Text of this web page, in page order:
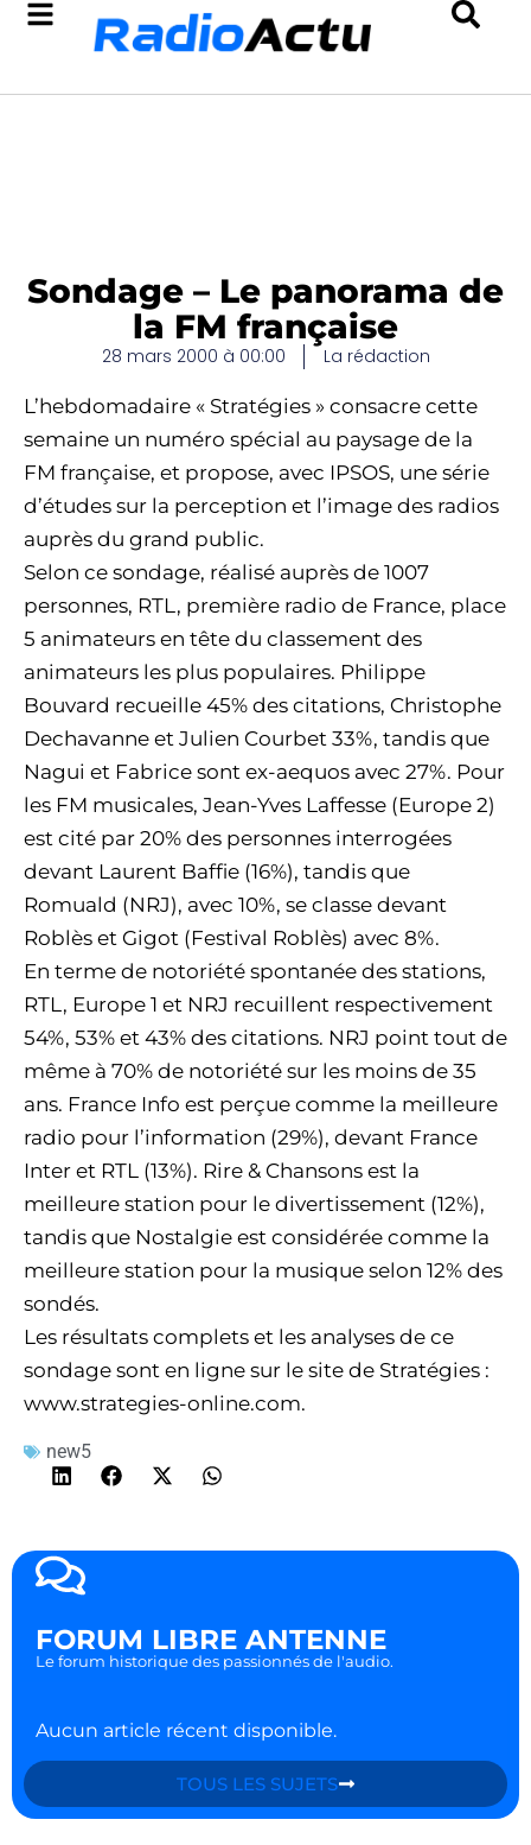
Sondage – Le panorama de
la FM française
28 mars 2000 à 00:00 La rédaction
L’hebdomadaire « Stratégies » consacre cette
semaine un numéro spécial au paysage de la
FM française, et propose, avec IPSOS, une série
d’études sur la perception et l’image des radios
auprès du grand public.
Selon ce sondage, réalisé auprès de 1007
personnes, RTL, première radio de France, place
5 animateurs en tête du classement des
animateurs les plus populaires. Philippe
Bouvard recueille 45% des citations, Christophe
Dechavanne et Julien Courbet 33%, tandis que
Nagui et Fabrice sont ex-aequos avec 27%. Pour
les FM musicales, Jean-Yves Laffesse (Europe 2)
est cité par 20% des personnes interrogées
devant Laurent Baffie (16%), tandis que
Romuald (NRJ), avec 10%, se classe devant
Roblès et Gigot (Festival Roblès) avec 8%.
En terme de notoriété spontanée des stations,
RTL, Europe 1 et NRJ recuillent respectivement
54%, 53% et 43% des citations. NRJ point tout de
même à 70% de notoriété sur les moins de 35
ans. France Info est perçue comme la meilleure
radio pour l’information (29%), devant France
Inter et RTL (13%). Rire & Chansons est la
meilleure station pour le divertissement (12%),
tandis que Nostalgie est considérée comme la
meilleure station pour la musique selon 12% des
sondés.
Les résultats complets et les analyses de ce
sondage sont en ligne sur le site de Stratégies :
www.strategies-online.com.
new5
FORUM LIBRE ANTENNE
Le forum historique des passionnés de l'audio.
Aucun article récent disponible.
TOUS LES SUJETS